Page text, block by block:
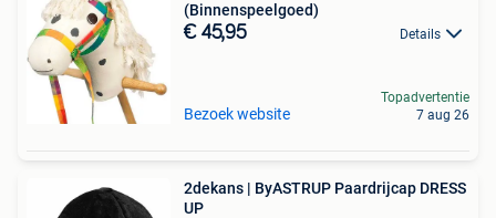
(Binnenspeelgoed)
€ 45,95 Details
Bezoek website
Topadvertentie
7 aug 26
2dekans | ByASTRUP Paardrijcap DRESS
UP